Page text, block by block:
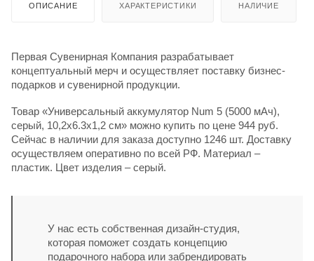
ОПИСАНИЕ ХАРАКТЕРИСТИКИ НАЛИЧИЕ
Первая Сувенирная Компания разрабатывает
концептуальный мерч и осуществляет поставку бизнес-
подарков и сувенирной продукции.
Товар «Универсальный аккумулятор Num 5 (5000 мАч),
серый, 10,2х6.3х1,2 см» можно купить по цене 944 руб.
Сейчас в наличии для заказа доступно 1246 шт. Доставку
осуществляем оперативно по всей РФ. Материал –
пластик. Цвет изделия – серый.
У нас есть собственная дизайн-студия,
которая поможет создать концепцию
подарочного набора или забрендировать